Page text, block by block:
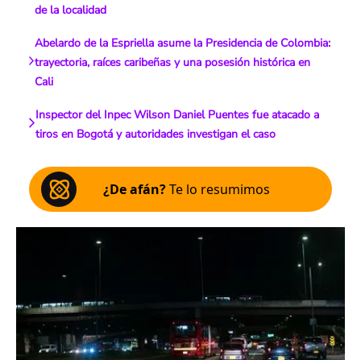
de la localidad
Abelardo de la Espriella asume la Presidencia de Colombia:
trayectoria, raíces caribeñas y una posesión histórica en
Cali
Inspector del Inpec Wilson Daniel Puentes fue atacado a
tiros en Bogotá y autoridades investigan el caso
¿De afán?Te lo resumimos